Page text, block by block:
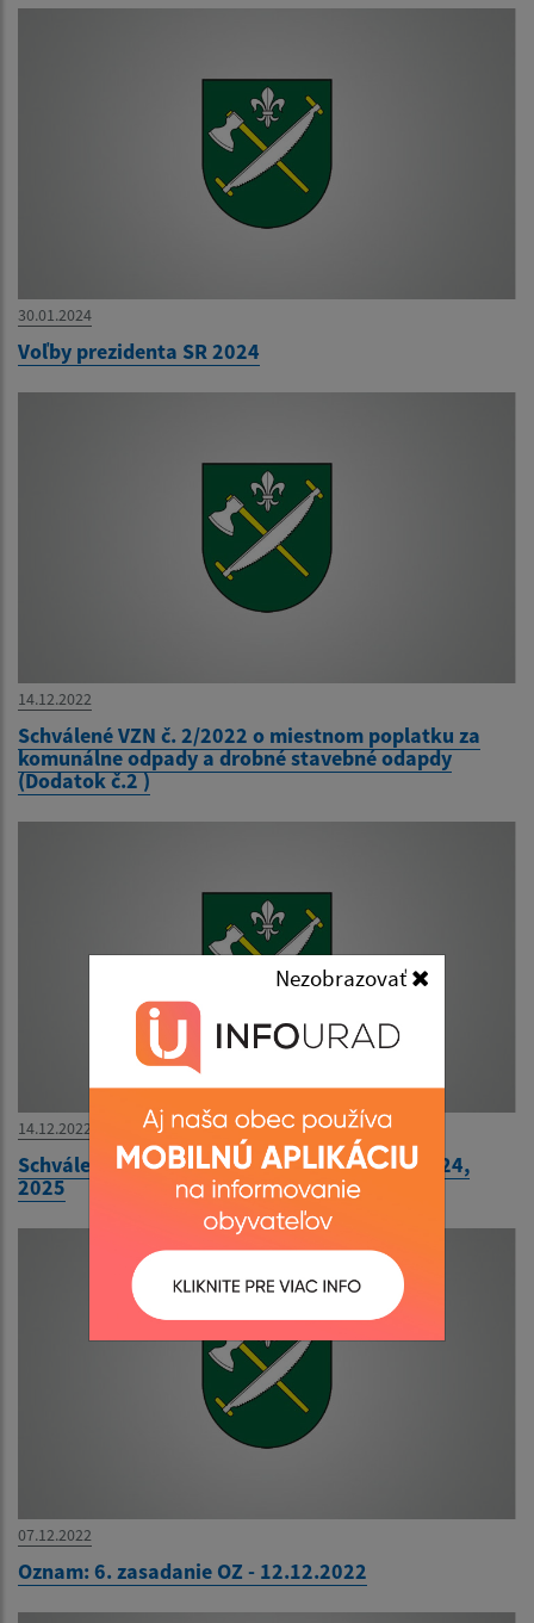
30.01.2024
Voľby prezidenta SR 2024
14.12.2022
Schválené VZN č. 2/2022 o miestnom poplatku za
komunálne odpady a drobné stavebné odapdy
(Dodatok č.2 )
14.12.2022
Schválený rozpočet na rok 2023, návrh na 2024,
2025
07.12.2022
Oznam: 6. zasadanie OZ - 12.12.2022
Nezobrazovať